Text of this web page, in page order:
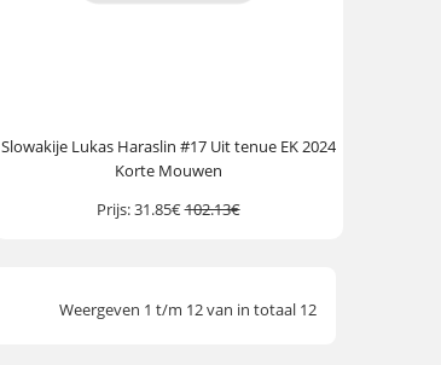
Slowakije Lukas Haraslin #17 Uit tenue EK 2024
Korte Mouwen
Prijs:31.85€102.13€
Weergeven 1 t/m 12 van in totaal 12